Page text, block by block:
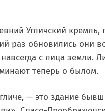
Угличский
раз обновились они
с лица земли.
теперь о былом.
— это здание